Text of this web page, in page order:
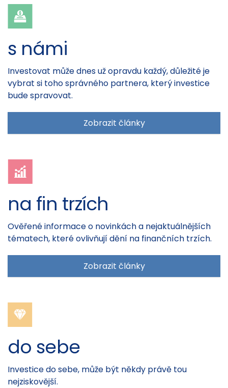
s námi
Investovat může dnes už opravdu každý, důležité je
vybrat si toho správného partnera, který investice
bude spravovat.
Zobrazit články
na fin trzích
Ověřené informace o novinkách a nejaktuálnějších
tématech, které ovlivňují dění na finančních trzích.
Zobrazit články
do sebe
Investice do sebe, může být někdy právě tou
nejziskovější.